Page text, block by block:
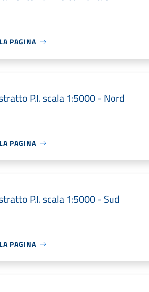
PAGINA
P.I. scala 1:5000 - Nord
PAGINA
P.I. scala 1:5000 - Sud
PAGINA